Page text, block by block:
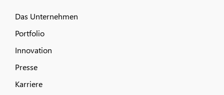
Das Unternehmen
Portfolio
Innovation
Presse
Karriere